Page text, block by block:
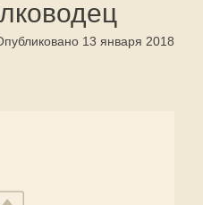
13 января 2018